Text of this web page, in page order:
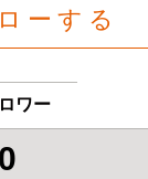
ーする
ワー
0